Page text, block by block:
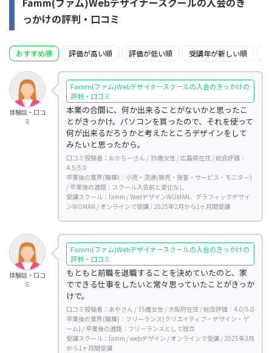
っかけの評判・口コミ
おすすめ順 評価が高い順 評価が低い順 受講年が新しい順
体験談・口コ
ミ
Famm(ファム)Webデザイナースクールの入会のきっかけの
評判・口コミ
本業の合間に、何か出来ることがないかと思ったこ
とがきっかけ。パソコンを買ったので、それを使って
何が出来るだろうかと考えたところデザインをして
みたいと思ったから。
口コミ投稿者：おかちーさん / 39歳女性 / 広島県在住 / 総合評価：
4.5/5.0
卒業後の業界(職種)：小売・流通(販売・接客・サービス・モニター)
/ 卒業後の進路：スクール入会前と変化なし
受講スクール：famm / WedデザインWOMAN、グラフィックデザイ
ンWOMAN / オンラインで受講 / 2025年2月から1ヶ月間受講
体験談・口コ
ミ
Famm(ファム)Webデザイナースクールの入会のきっかけの
評判・口コミ
もともと前職を退職することを決めていたのと、家
でできる仕事をしたいと常々思っていたことがきっか
けで。
口コミ投稿者：あやさん / 35歳女性 / 大阪府在住 / 総合評価：4.0/5.0
卒業後の業界(職種)：フリーランス(クリエイティブ・デザイン・ゲ
ーム) / 卒業後の進路：フリーランスとして独立
受講スクール：famm / webデザイン / オンラインで受講 / 2025年3月
から1ヶ月間受講